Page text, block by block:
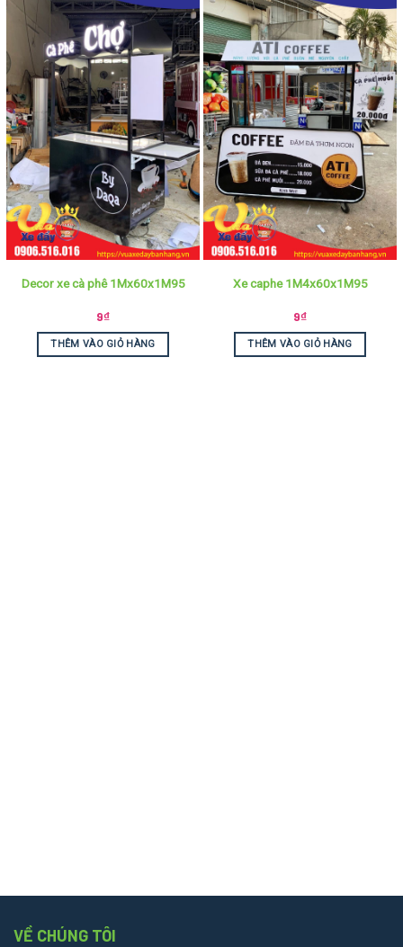
Decor xe cà phê 1Mx60x1M95
9₫
THÊM VÀO GIỎ HÀNG
Xe caphe 1M4x60x1M95
9₫
THÊM VÀO GIỎ HÀNG
VỀ CHÚNG TÔI